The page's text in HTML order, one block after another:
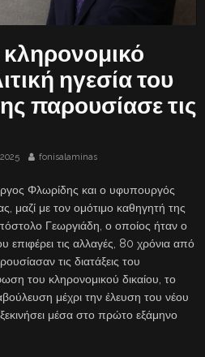
κληρονομικό
ηγεσία του
παρουσίασε τις
fonisalaminas
Φλωρίδης και ο υφυπουργός
μαζί με τον ομότιμο καθηγητή της
Γεωργιάδη, ο οποίος ήταν ο
επιφέρει τις αλλαγές, 80 χρόνια από
τις διατάξεις του
του κληρονομικού δικαίου, το
μέχρι την έλευση του νέου
μέσα στο πρώτο εξάμηνο